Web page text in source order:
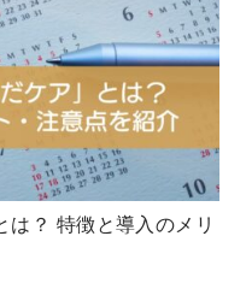
？ 特徴と導入のメリ